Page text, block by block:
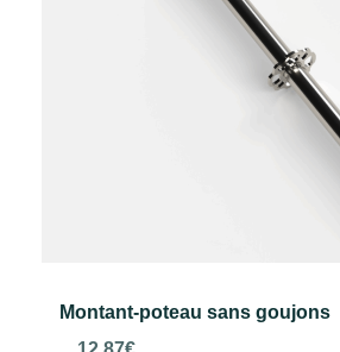
Montant-poteau sans goujons